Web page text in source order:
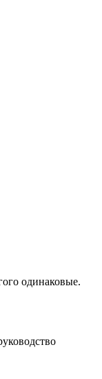
одинаковые.